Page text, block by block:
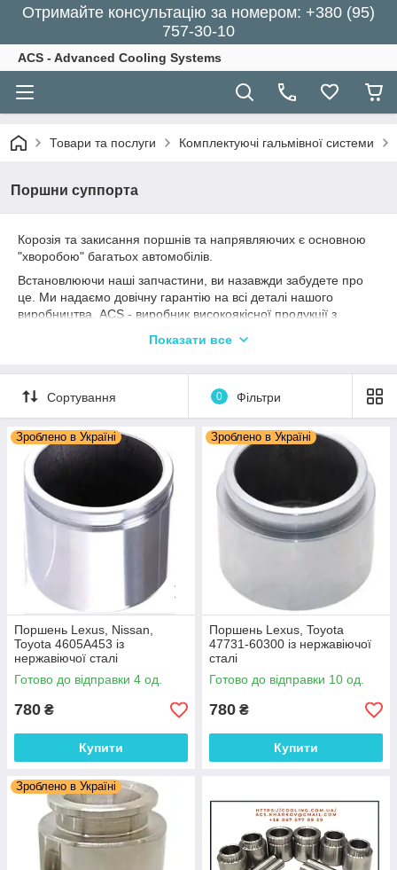
Отримайте консультацію за номером: +380 (95)
757-30-10
ACS - Advanced Cooling Systems
Товари та послуги Комплектуючі гальмівної системи
Поршни суппорта
Корозія та закисання поршнів та напрявляючих є основною
"хворобою" багатьох автомобілів.
Встановлюючи наші запчастини, ви назавжди забудете про
це. Ми надаємо довічну гарантію на всі деталі нашого
виробництва. ACS - виробник високоякісної продукції з
- відсутність корозії і, як наслідок, покращення
експлуатаційних характеристик та збільшення терміну служби
деталей.
Запасні частини з нержавіючої сталі є чудовою
альтернативою оригінальним заводським деталям за якістю
та вартістю, і за багато років успішно зарекомендували себе
на ринку.
Виготовимо під замовлення поршні супорта з
нержавіючої сталі по вашим зразком.
Замовлення за телефоном +38 067-577-09-29
Показати все
Сортування 0 Фільтри
Зроблено в Україні
Поршень Lexus, Nissan,
Toyota 4605A453 із
нержавіючої сталі
Готово до відправки 4 од.
780 ₴
Купити
Зроблено в Україні
Поршень Lexus, Toyota
47731-60300 із нержавіючої
сталі
Готово до відправки 10 од.
780 ₴
Купити
Зроблено в Україні